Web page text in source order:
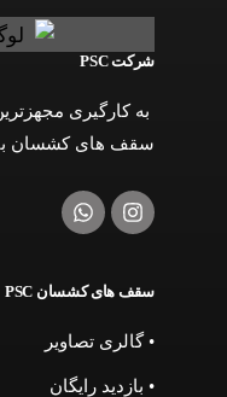
شرکت PSC
به کارگیری
سقف های کشسان
سقف های کشسان PSC
• گالری تصاویر
• بازدید رایگان